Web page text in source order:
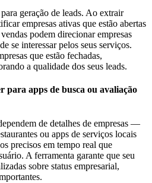
geração de leads. Ao extrair
empresas ativas que estão abertas
podem direcionar empresas
se interessar pelos seus serviços.
que estão fechadas,
a qualidade dos seus leads.
para apps de busca ou avaliação
de detalhes de empresas —
ou apps de serviços locais
precisos em tempo real que
A ferramenta garante que seu
sobre status empresarial,